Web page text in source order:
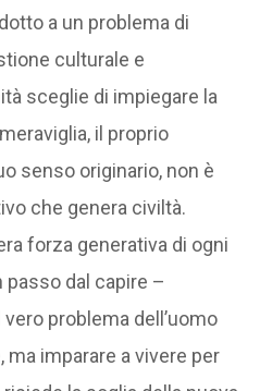
a un problema di
culturale e
sceglie di impiegare la
il proprio
senso originario, non è
che genera civiltà.
forza generativa di ogni
passo dal capire –
problema dell’uomo
ma imparare a vivere per